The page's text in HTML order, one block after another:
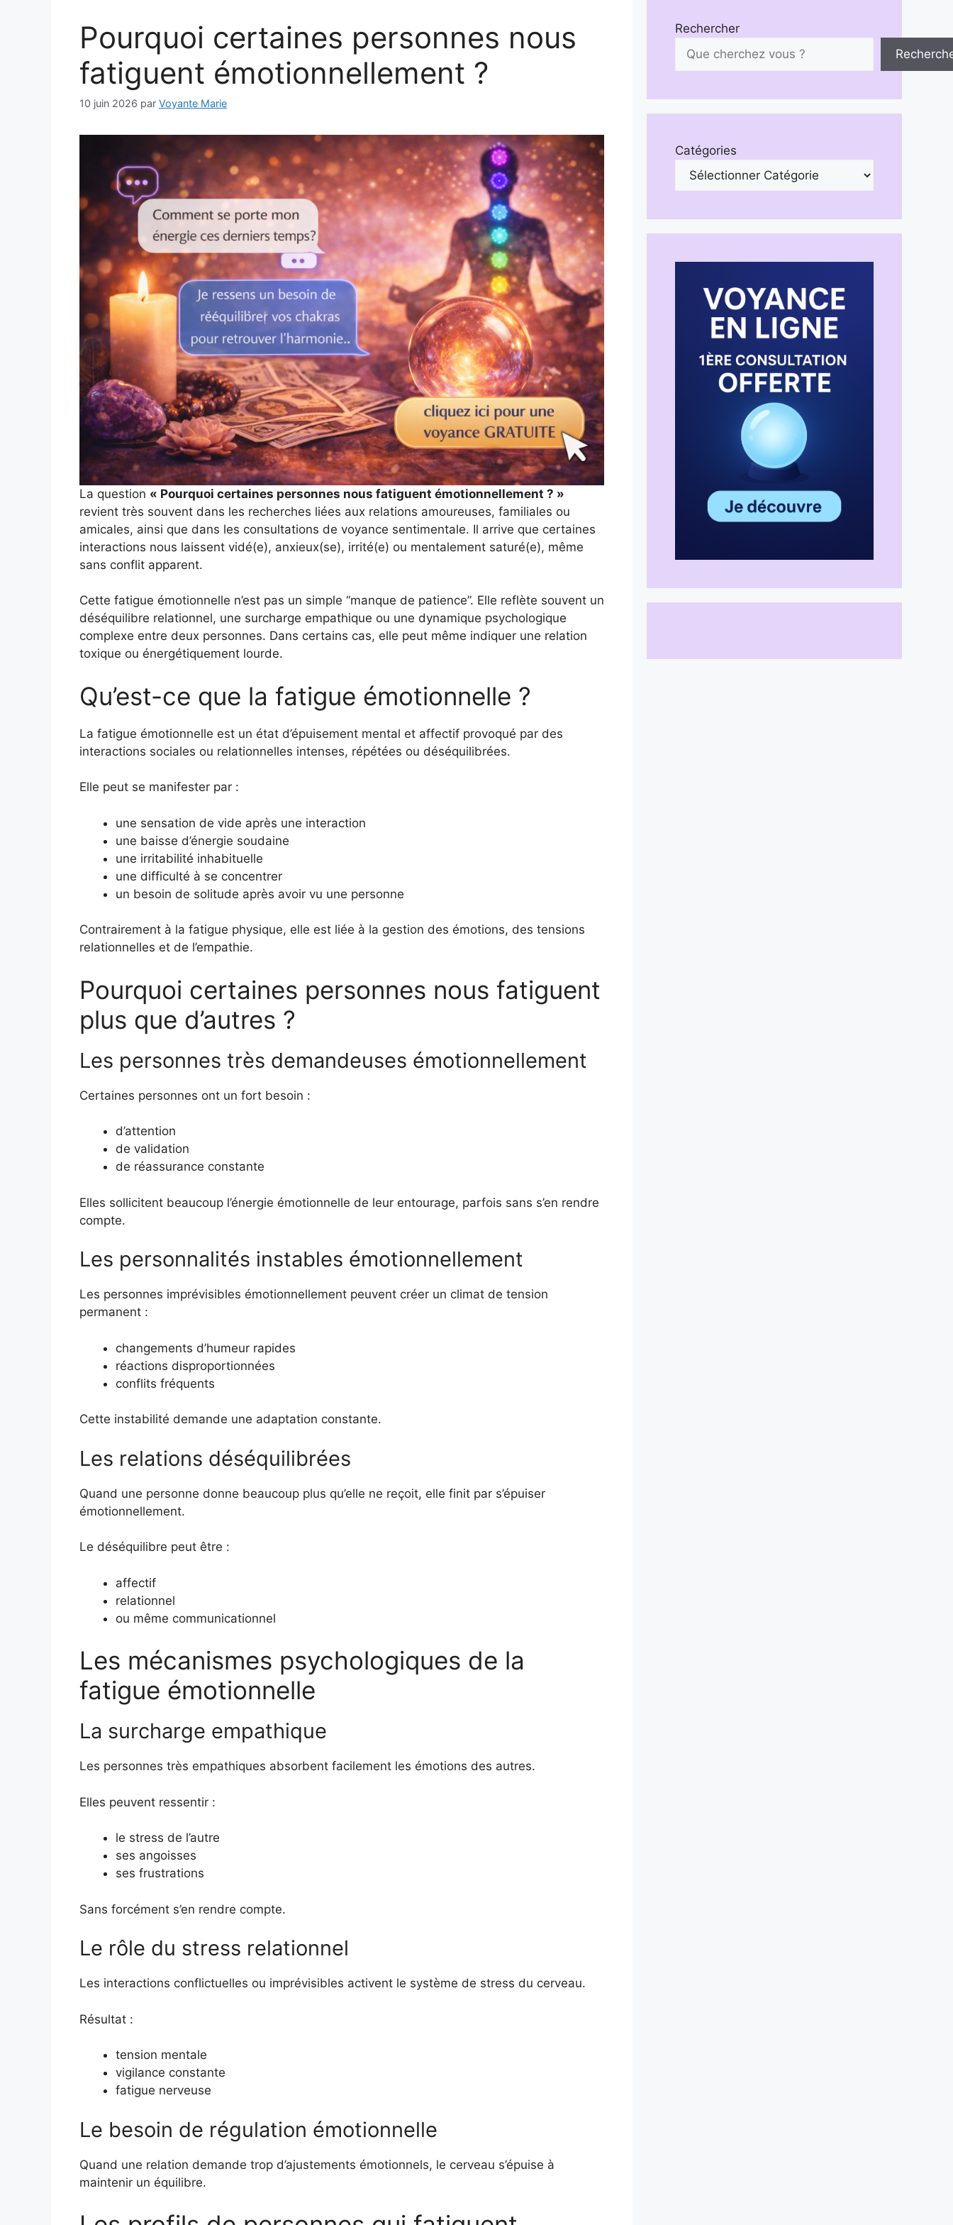
Pourquoi certaines personnes nous
fatiguent émotionnellement ?
10 juin 2026 par Voyante Marie
La question « Pourquoi certaines personnes nous fatiguent émotionnellement ? »
revient très souvent dans les recherches liées aux relations amoureuses, familiales ou
amicales, ainsi que dans les consultations de voyance sentimentale. Il arrive que certaines
interactions nous laissent vidé(e), anxieux(se), irrité(e) ou mentalement saturé(e), même
sans conflit apparent.
Cette fatigue émotionnelle n’est pas un simple “manque de patience”. Elle reflète souvent un
déséquilibre relationnel, une surcharge empathique ou une dynamique psychologique
complexe entre deux personnes. Dans certains cas, elle peut même indiquer une relation
toxique ou énergétiquement lourde.
Qu’est-ce que la fatigue émotionnelle ?
La fatigue émotionnelle est un état d’épuisement mental et affectif provoqué par des
interactions sociales ou relationnelles intenses, répétées ou déséquilibrées.
Elle peut se manifester par :
une sensation de vide après une interaction
une baisse d’énergie soudaine
une irritabilité inhabituelle
une difficulté à se concentrer
un besoin de solitude après avoir vu une personne
Contrairement à la fatigue physique, elle est liée à la gestion des émotions, des tensions
relationnelles et de l’empathie.
Pourquoi certaines personnes nous fatiguent
plus que d’autres ?
Les personnes très demandeuses émotionnellement
Certaines personnes ont un fort besoin :
d’attention
de validation
de réassurance constante
Elles sollicitent beaucoup l’énergie émotionnelle de leur entourage, parfois sans s’en rendre
compte.
Les personnalités instables émotionnellement
Les personnes imprévisibles émotionnellement peuvent créer un climat de tension
permanent :
changements d’humeur rapides
réactions disproportionnées
conflits fréquents
Cette instabilité demande une adaptation constante.
Les relations déséquilibrées
Quand une personne donne beaucoup plus qu’elle ne reçoit, elle finit par s’épuiser
émotionnellement.
Le déséquilibre peut être :
affectif
relationnel
ou même communicationnel
Les mécanismes psychologiques de la
fatigue émotionnelle
La surcharge empathique
Les personnes très empathiques absorbent facilement les émotions des autres.
Elles peuvent ressentir :
le stress de l’autre
ses angoisses
ses frustrations
Sans forcément s’en rendre compte.
Le rôle du stress relationnel
Les interactions conflictuelles ou imprévisibles activent le système de stress du cerveau.
Résultat :
tension mentale
vigilance constante
fatigue nerveuse
Le besoin de régulation émotionnelle
Quand une relation demande trop d’ajustements émotionnels, le cerveau s’épuise à
maintenir un équilibre.
Rechercher
Catégories